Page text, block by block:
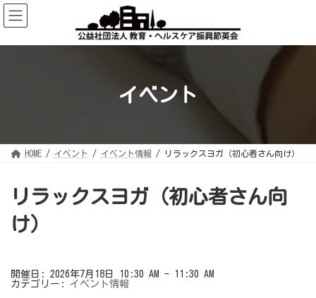
コ
ン
テ
ツ
ナ
ビ
ゲ
シ
イベント
HOME イベント イベント情報 リラックスヨガ（初心者さん向け）
リラックスヨガ（初心者さん向
け）
開催日: 2026年7月18日 10:30 AM - 11:30 AM
カテゴリー: イベント情報